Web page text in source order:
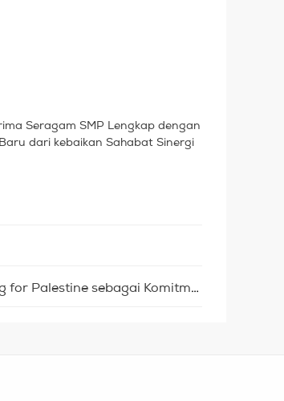
Seragam SMP Lengkap dengan
dari kebaikan Sahabat Sinergi
Sinergi Foundation Hadiri Acara Bandung for Palestine sebagai Komitmen Menjaga Ingatan akan Peristiwa Nakba dan Meneguhkan Dukungan